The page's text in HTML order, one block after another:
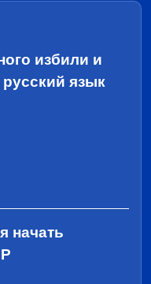
избили и
язык
начать